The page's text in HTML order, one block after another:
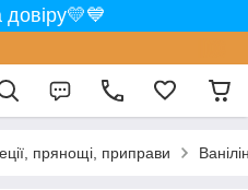
прянощі, приправи